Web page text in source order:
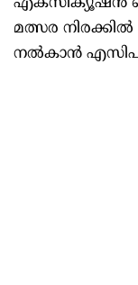
മത്സര
നൽകാൻ